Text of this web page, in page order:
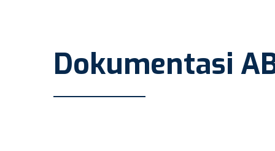
Dokumentasi